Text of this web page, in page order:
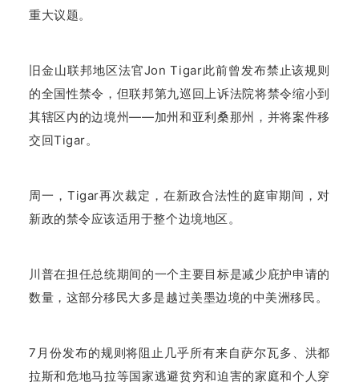
重大议题。
旧金山联邦地区法官Jon Tigar此前曾发布禁止该规则
的全国性禁令，但联邦第九巡回上诉法院将禁令缩小到
其辖区内的边境州——加州和亚利桑那州，并将案件移
交回Tigar。
周一，Tigar再次裁定，在新政合法性的庭审期间，对
新政的禁令应该适用于整个边境地区。
川普在担任总统期间的一个主要目标是减少庇护申请的
数量，这部分移民大多是越过美墨边境的中美洲移民。
7月份发布的规则将阻止几乎所有来自萨尔瓦多、洪都
拉斯和危地马拉等国家逃避贫穷和迫害的家庭和个人穿